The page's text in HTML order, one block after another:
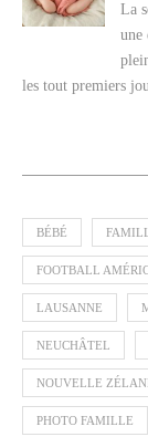
La
une
les tout premiers
BÉBÉ
FOOTBALL
LAUSANNE
NEUCHÂTEL
NOUVELLE
PHOTO FAMILLE